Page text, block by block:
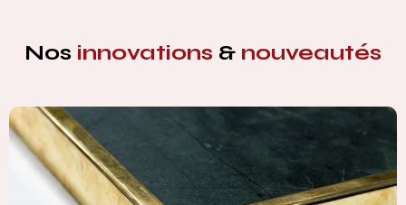
Nos innovations & nouveautés